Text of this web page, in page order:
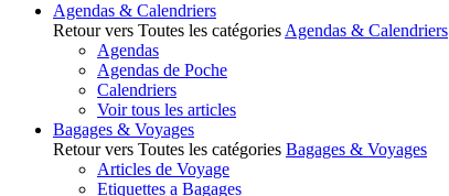
Agendas & Calendriers
Retour vers Toutes les catégories Agendas & Calendriers
Agendas
Agendas de Poche
Calendriers
Voir tous les articles
Bagages & Voyages
Retour vers Toutes les catégories Bagages & Voyages
Articles de Voyage
Etiquettes a Bagages